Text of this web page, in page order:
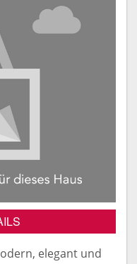
elegant und